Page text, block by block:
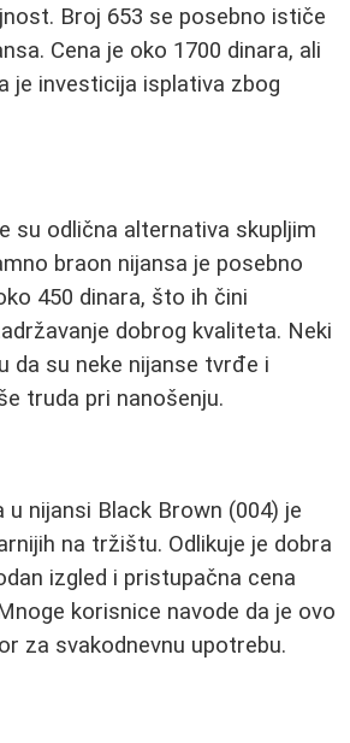
Broj 653 se posebno ističe
Cena je oko 1700 dinara, ali
je investicija isplativa zbog
su odlična alternativa skupljim
braon nijansa je posebno
450 dinara, što ih čini
dobrog kvaliteta. Neki
da su neke nijanse tvrđe i
truda pri nanošenju.
u nijansi Black Brown (004) je
na tržištu. Odlikuje je dobra
izgled i pristupačna cena
korisnice navode da je ovo
za svakodnevnu upotrebu.